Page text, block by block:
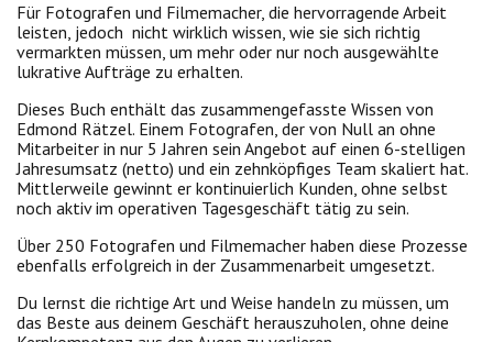
Für Fotografen und Filmemacher, die hervorragende Arbeit
leisten, jedoch nicht wirklich wissen, wie sie sich richtig
vermarkten müssen, um mehr oder nur noch ausgewählte
lukrative Aufträge zu erhalten.
Dieses Buch enthält das zusammengefasste Wissen von
Edmond Rätzel. Einem Fotografen, der von Null an ohne
Mitarbeiter in nur 5 Jahren sein Angebot auf einen 6-stelligen
Jahresumsatz (netto) und ein zehnköpfiges Team skaliert hat.
Mittlerweile gewinnt er kontinuierlich Kunden, ohne selbst
noch aktiv im operativen Tagesgeschäft tätig zu sein.
Über 250 Fotografen und Filmemacher haben diese Prozesse
ebenfalls erfolgreich in der Zusammenarbeit umgesetzt.
Du lernst die richtige Art und Weise handeln zu müssen, um
das Beste aus deinem Geschäft herauszuholen, ohne deine